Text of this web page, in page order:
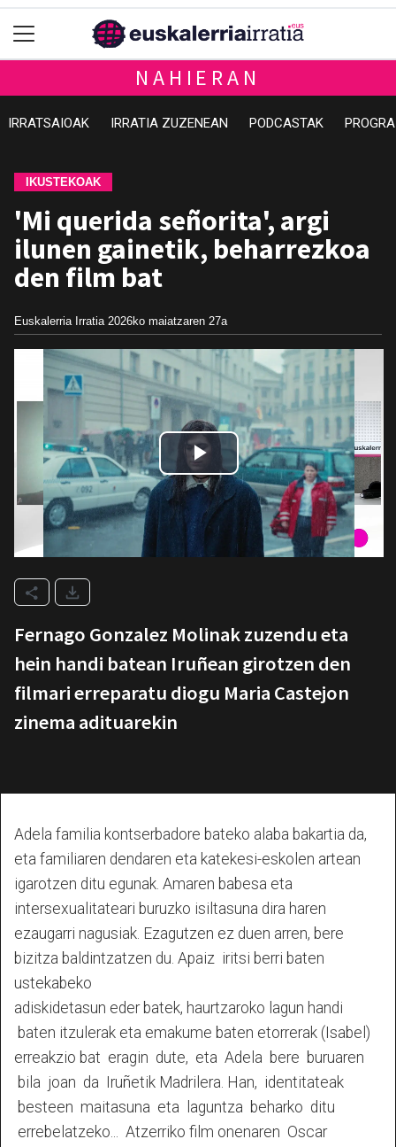
NAHIERAN
IRRATSAIOAK IRRATIA ZUZENEAN PODCASTAK
IKUSTEKOAK
'Mi querida señorita', argi
ilunen gainetik, beharrezkoa
den film bat
Euskalerria Irratia 2026ko maiatzaren 27a
Fernago Gonzalez Molinak zuzendu eta
hein handi batean Iruñean girotzen den
filmari erreparatu diogu Maria Castejon
zinema adituarekin
Adela familia kontserbadore bateko alaba bakartia da,
eta familiaren dendaren eta katekesi-eskolen artean
igarotzen ditu egunak. Amaren babesa eta
intersexualitateari buruzko isiltasuna dira haren
ezaugarri nagusiak. Ezagutzen ez duen arren, bere
bizitza baldintzatzen du. Apaiz iritsi berri baten
ustekabeko
adiskidetasun eder batek, haurtzaroko lagun handi
baten itzulerak eta emakume baten etorrerak (Isabel)
erreakzio bat eragin dute, eta Adela bere buruaren
bila joan da Iruñetik Madrilera. Han, identitateak
besteen maitasuna eta laguntza beharko ditu
errebelatzeko... Atzerriko film onenaren Oscar